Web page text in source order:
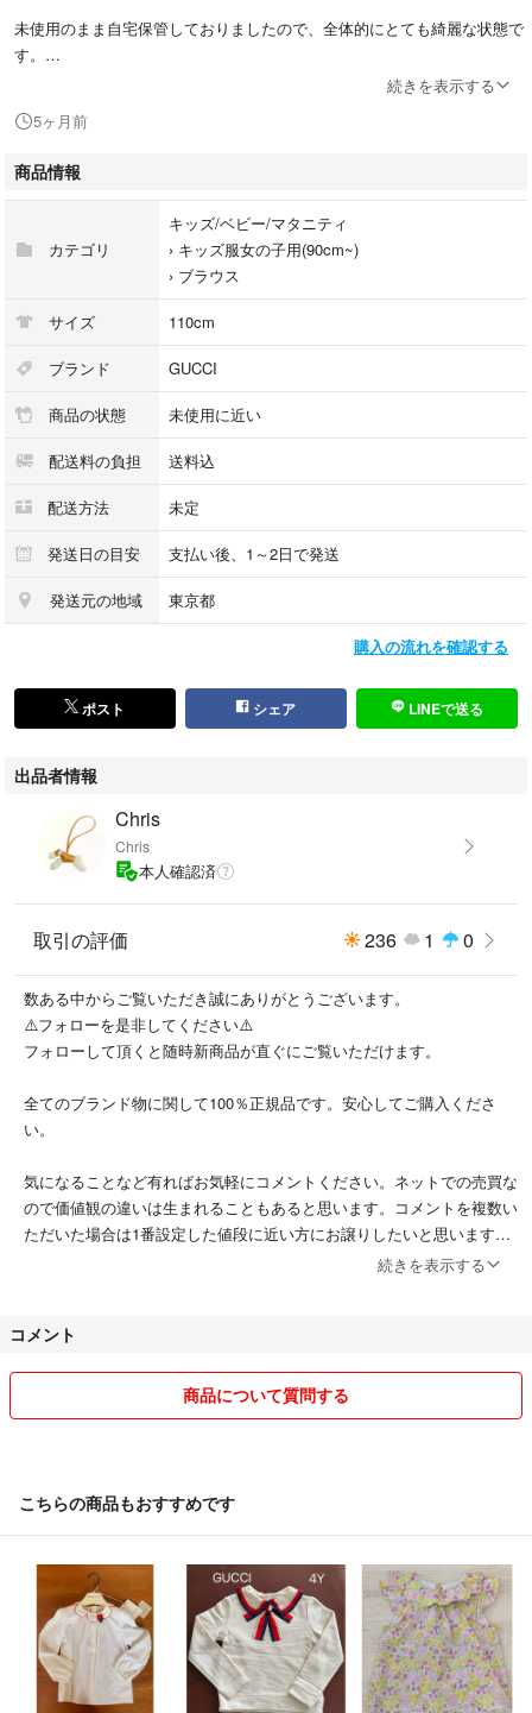
未使用のまま自宅保管しておりましたので、全体的にとても綺麗な状態で
す。
サイズ
5（110/60）
発送は小さく畳みますのでシワがあることがあります。
自宅保管品にご理解のある方のみご購入をお願いいたします。
続きを表示する
5ヶ月前
商品情報
カテゴリ
キッズ/ベビー/マタニティ
› キッズ服女の子用(90cm~)
› ブラウス
サイズ 110cm
ブランド GUCCI
商品の状態 未使用に近い
配送料の負担 送料込
配送方法 未定
発送日の目安 支払い後、1～2日で発送
発送元の地域 東京都
購入の流れを確認する
ポスト シェア LINEで送る
出品者情報
Chris
Chris
本人確認済
取引の評価 236 1 0
数ある中からご覧いただき誠にありがとうございます。
⚠️フォローを是非してください⚠️
フォローして頂くと随時新商品が直ぐにご覧いただけます。
全てのブランド物に関して100％正規品です。安心してご購入くださ
い。
気になることなど有ればお気軽にコメントください。ネットでの売買な
ので価値観の違いは生まれることもあると思います。コメントを複数い
ただいた場合は1番設定した値段に近い方にお譲りしたいと思いますの
購入前に必ず確認お願い致します。
他のサイトへ挑戦中です。
最後までお読みいただき、ありがとうございました😊
続きを表示する
コメント
商品について質問する
こちらの商品もおすすめです